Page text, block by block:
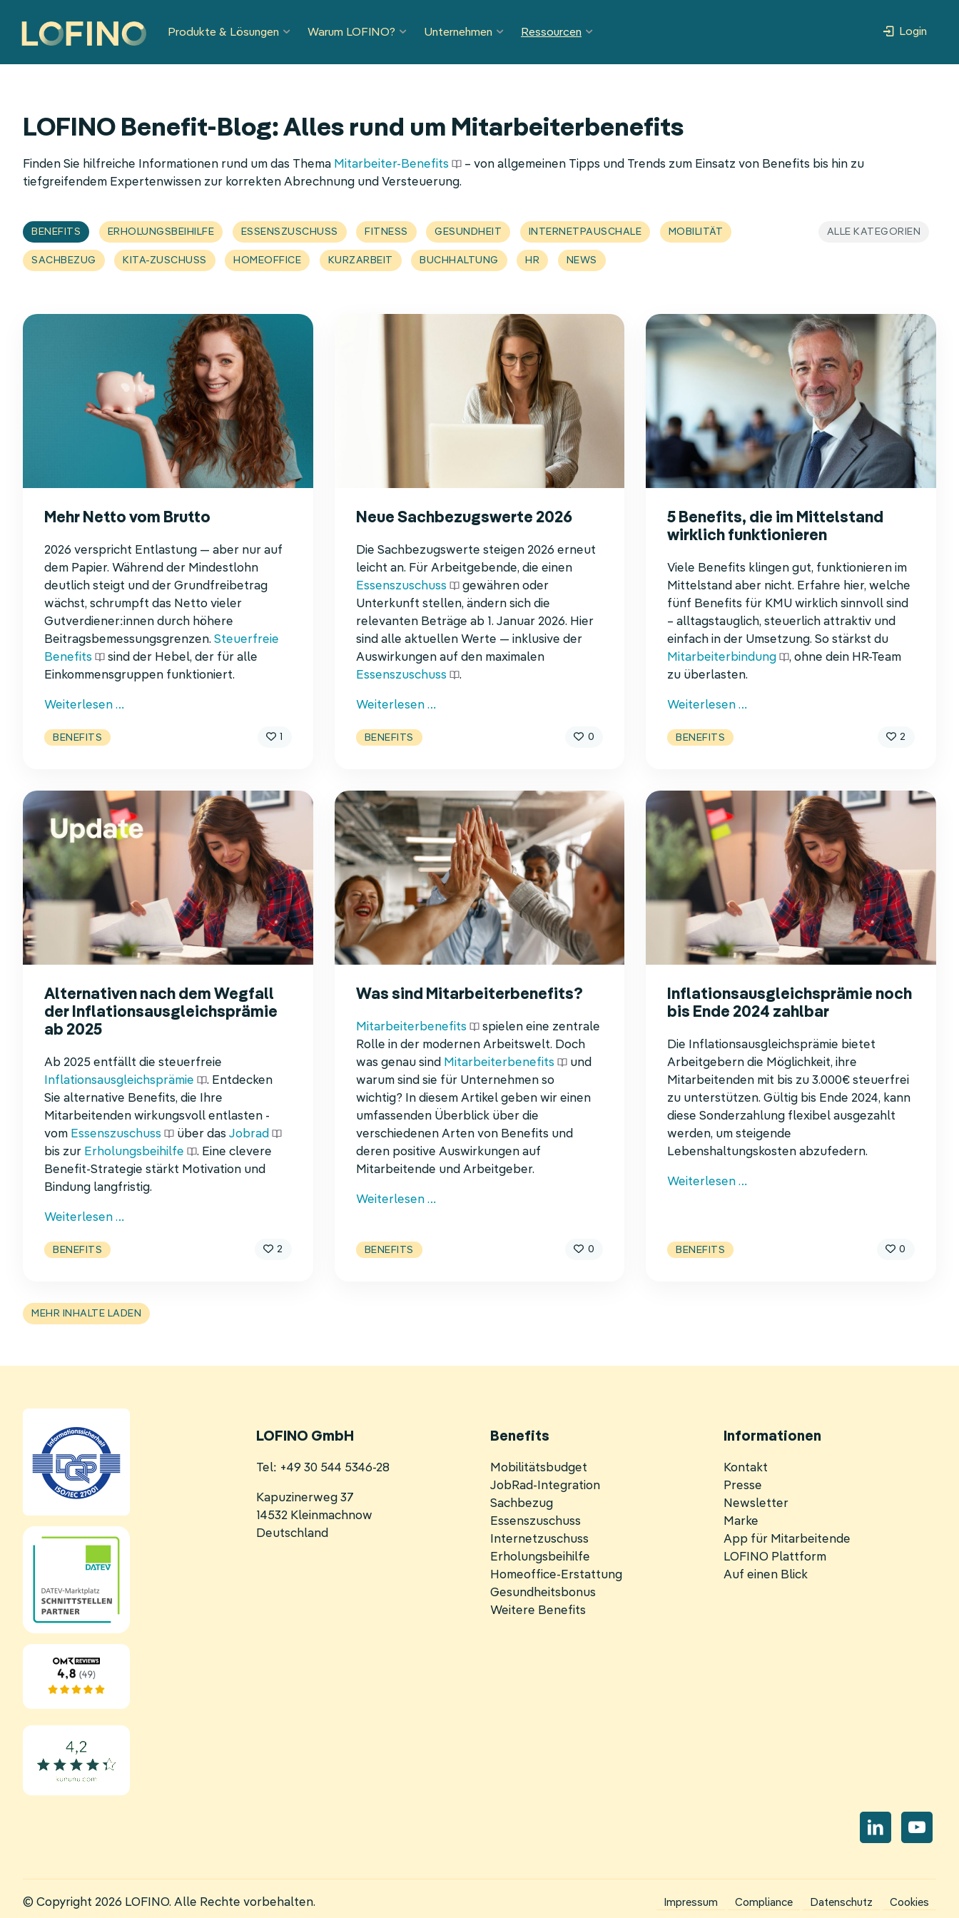
Navigation
Produkte & Lösungen Warum LOFINO? Unternehmen Ressourcen Login
LOFINO Benefit-Blog: Alles rund um Mitarbeiterbenefits
Finden Sie hilfreiche Informationen rund um das Thema Mitarbeiter-Benefits
– von allgemeinen Tipps und Trends zum Einsatz von Benefits bis hin zu
tiefgreifendem Expertenwissen zur korrekten Abrechnung und Versteuerung.
ALLE KATEGORIEN
BENEFITS ERHOLUNGSBEIHILFE ESSENSZUSCHUSS FITNESS GESUNDHEIT INTERNETPAUSCHALE MOBILITÄT
SACHBEZUG KITA-ZUSCHUSS HOMEOFFICE KURZARBEIT BUCHHALTUNG HR NEWS
Mehr Netto vom Brutto
2026 verspricht Entlastung — aber nur auf
dem Papier. Während der Mindestlohn
deutlich steigt und der Grundfreibetrag
wächst, schrumpft das Netto vieler
Gutverdiener:innen durch höhere
Beitragsbemessungsgrenzen. Steuerfreie
Benefits
sind der Hebel, der für alle
Einkommensgruppen funktioniert.
Weiterlesen …Mehr
BENEFITS
Neue Sachbezugswerte 2026
0
Die Sachbezugswerte steigen 2026 erneut
leicht an. Für Arbeitgebende, die einen
Essenszuschuss
gewähren oder
Unterkunft stellen, ändern sich die
relevanten Beträge ab 1. Januar 2026. Hier
sind alle aktuellen Werte — inklusive der
Auswirkungen auf den maximalen
Essenszuschuss
.
Weiterlesen …Neue
BENEFITS
5 Benefits, die im Mittelstand
wirklich funktionieren
2
Viele Benefits klingen gut, funktionieren im
Mittelstand aber nicht. Erfahre hier, welche
fünf Benefits für KMU wirklich sinnvoll sind
– alltagstauglich, steuerlich attraktiv und
einfach in der Umsetzung. So stärkst du
Mitarbeiterbindung
, ohne dein HR-Team
zu überlasten.
Weiterlesen …5
wirklich
funktionieren
BENEFITS
Alternativen nach dem Wegfall
der Inflations­ausgleichs­prämie
ab 2025
2
Ab 2025 entfällt die steuerfreie
Inflationsausgleichsprämie
. Entdecken
Sie alternative Benefits, die Ihre
Mitarbeitenden wirkungsvoll entlasten -
vom Essenszuschuss über das Jobrad
bis zur Erholungsbeihilfe
. Eine clevere
Benefit-Strategie stärkt Motivation und
Bindung langfristig.
Weiterlesen …Alternativen
Inflations­
ausgleichs­
BENEFITS
Was sind Mitarbeiterbenefits?
0
Mitarbeiterbenefits
spielen eine zentrale
Rolle in der modernen Arbeitswelt. Doch
was genau sind Mitarbeiterbenefits
und
warum sind sie für Unternehmen so
wichtig? In diesem Artikel geben wir einen
umfassenden Überblick über die
verschiedenen Arten von Benefits und
deren positive Auswirkungen auf
Mitarbeitende und Arbeitgeber.
Weiterlesen …Was
BENEFITS
Inflations­ausgleichs­prämie noch
bis Ende 2024 zahlbar
0
Die Inflations­ausgleichs­prämie bietet
Arbeitgebern die Möglichkeit, ihre
Mitarbeitenden mit bis zu 3.000€ steuerfrei
zu unterstützen. Gültig bis Ende 2024, kann
diese Sonderzahlung flexibel ausgezahlt
werden, um steigende
Lebenshaltungskosten abzufedern.
Weiterlesen …Inflations­
BENEFITS
MEHR INHALTE LADEN
LOFINO GmbH
Tel: +49 30 544 5346-28
Kapuzinerweg 37
14532 Kleinmachnow
Deutschland
Benefits
Navigation
überspringen
Mobilitätsbudget
JobRad-Integration
Sachbezug
Essenszuschuss
Internetzuschuss
Erholungsbeihilfe
Homeoffice-Erstattung
Gesundheitsbonus
Weitere Benefits
Informationen
Navigation
überspringen
Kontakt
Presse
Newsletter
Marke
App für Mitarbeitende
LOFINO Plattform
Auf einen Blick
© Copyright 2026 LOFINO. Alle Rechte vorbehalten. Impressum Compliance Datenschutz Cookies